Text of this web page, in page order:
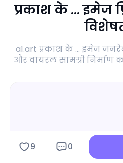
प्रकाश के ... इमेज
a1.art प्रकाश के ... इमेज
और वायरल सामग्री
9 0